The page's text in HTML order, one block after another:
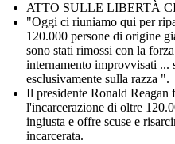
ATTO SULLE LIBERTÀ
"Oggi ci riuniamo qui per
120.000 persone di origine
sono stati rimossi con la
internamento improvvisati ...
esclusivamente sulla razza ".
Il presidente Ronald
l'incarcerazione di oltre
ingiusta e offre scuse e
incarcerata.